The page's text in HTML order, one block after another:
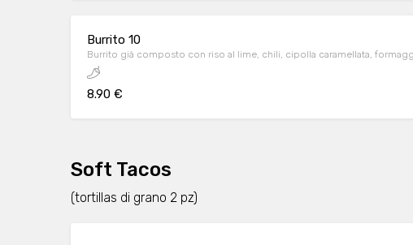
Burrito 10
Burrito già composto con riso al lime, chili, cipolla caramellata,
8.90 €
Soft Tacos
(tortillas di grano 2 pz)